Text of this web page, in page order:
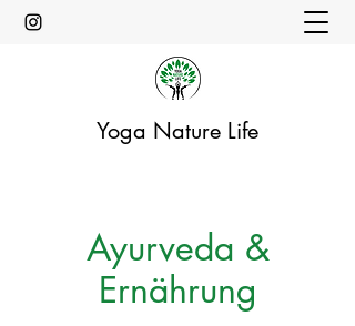
Yoga Nature Life
Ayurveda &
Ernährung